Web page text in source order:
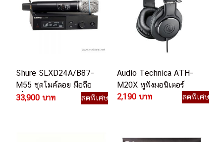
Shure SLXD24A/B87-
M55 ชุดไมค์ลอย มือถือ
เดี่ยว ย่าน UHF
33,900 บาท ลดพิเศษ
Audio Technica ATH-
M20X หูฟังมอนิเตอร์
2,190 บาท
ลดพิเศษ